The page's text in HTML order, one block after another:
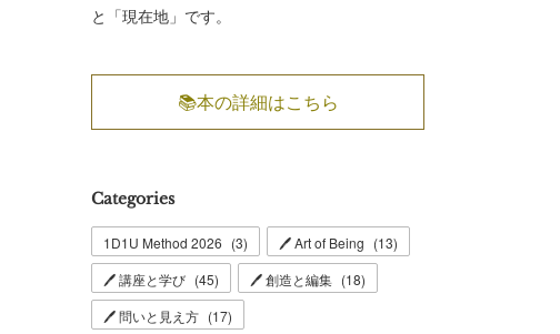
と「現在地」です。
📚本の詳細はこちら
Categories
1D1U Method 2026 (3) 🖊 Art of Being (13)
🖊 講座と学び (45) 🖊 創造と編集 (18)
🖊 問いと見え方 (17)